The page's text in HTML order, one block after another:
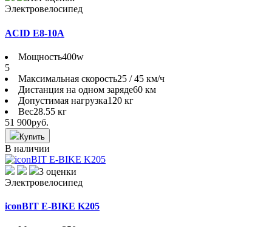
Электровелосипед
ACID E8-10A
Мощность400w
5
Максимальная скорость25 / 45 км/ч
Дистанция на одном заряде60 км
Допустимая нагрузка120 кг
Вес28.55 кг
51 900руб.
Купить
В наличии
3 оценки
Электровелосипед
iconBIT E-BIKE K205